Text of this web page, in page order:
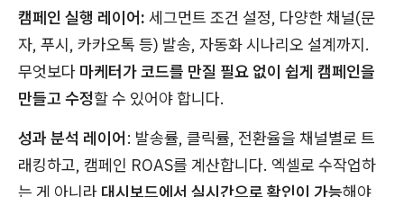
캠페인 실행 레이어: 세그먼트 조건 설정, 다양한 채널(문
자, 푸시, 카카오톡 등) 발송, 자동화 시나리오 설계까지.
무엇보다 마케터가 코드를 만질 필요 없이 쉽게 캠페인을
만들고 수정할 수 있어야 합니다.
성과 분석 레이어: 발송률, 클릭률, 전환율을 채널별로 트
래킹하고, 캠페인 ROAS를 계산합니다. 엑셀로 수작업하
는 게 아니라 대시보드에서 실시간으로 확인이 가능해야